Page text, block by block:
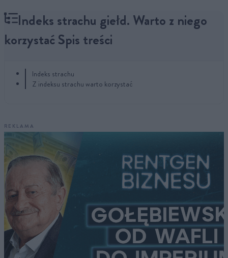
Indeks strachu giełd. Warto z niego
korzystać Spis treści
Indeks strachu
Z indeksu strachu warto korzystać
REKLAMA